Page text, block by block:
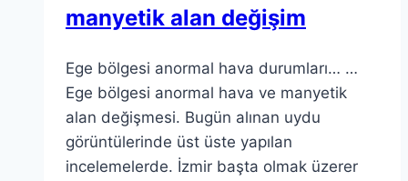
manyetik alan değişim
Ege bölgesi anormal hava durumları… …
Ege bölgesi anormal hava ve manyetik
alan değişmesi. Bugün alınan uydu
görüntülerinde üst üste yapılan
incelemelerde. İzmir başta olmak üzerer